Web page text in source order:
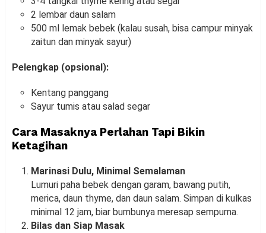
2 lembar daun salam
500 ml lemak bebek (kalau susah, bisa campur minyak
zaitun dan minyak sayur)
Pelengkap (opsional):
Kentang panggang
Sayur tumis atau salad segar
Cara Masaknya Perlahan Tapi Bikin
Ketagihan
Marinasi Dulu, Minimal Semalaman
Lumuri paha bebek dengan garam, bawang putih,
merica, daun thyme, dan daun salam. Simpan di kulkas
minimal 12 jam, biar bumbunya meresap sempurna.
Bilas dan Siap Masak